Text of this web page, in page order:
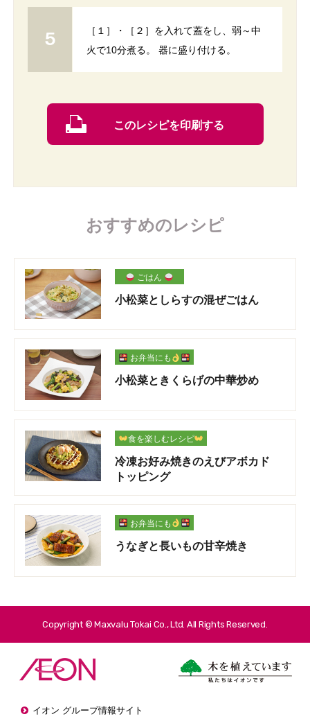
［１］・［２］を入れて蓋をし、弱～中
火で10分煮る。 器に盛り付ける。
このレシピを印刷する
おすすめのレシピ
ごはん
小松菜としらすの混ぜごはん
お弁当にも
小松菜ときくらげの中華炒め
食を楽しむレシピ
冷凍お好み焼きのえびアボカド
トッピング
お弁当にも
うなぎと長いもの甘辛焼き
Copyright © Maxvalu Tokai Co., Ltd. All Rights Reserved.
イオン グループ情報サイト